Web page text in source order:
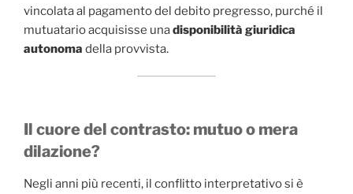
vincolata al pagamento del debito pregresso, purché il
mutuatario acquisisse unadisponibilità giuridica
autonoma della provvista.
Il cuore del contrasto: mutuo o mera
dilazione?
Negli anni più recenti, il conflitto interpretativo si è